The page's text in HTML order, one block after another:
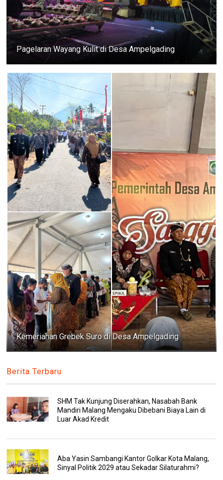
Pagelaran Wayang Kulit di Desa Ampelgading
Kemeriahan Grebek Suro di Desa Ampelgading
Berita Terbaru
SHM Tak Kunjung Diserahkan, Nasabah Bank
Mandiri Malang Mengaku Dibebani Biaya Lain di
Luar Akad Kredit
Aba Yasin Sambangi Kantor Golkar Kota Malang,
Sinyal Politik 2029 atau Sekadar Silaturahmi?